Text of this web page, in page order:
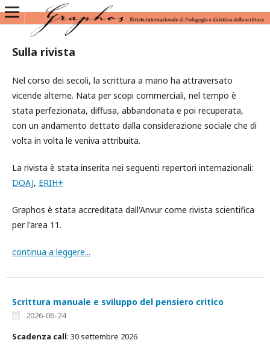
Sulla rivista
Nel corso dei secoli, la scrittura a mano ha attraversato
vicende alterne. Nata per scopi commerciali, nel tempo è
stata perfezionata, diffusa, abbandonata e poi recuperata,
con un andamento dettato dalla considerazione sociale che di
volta in volta le veniva attribuita.
La rivista è stata inserita nei seguenti repertori internazionali:
DOAJ, ERIH+
Graphos è stata accreditata dall'Anvur come rivista scientifica
per l'area 11.
continua a leggere...
Scrittura manuale e sviluppo del pensiero critico
2026-06-24
Scadenza call: 30 settembre 2026